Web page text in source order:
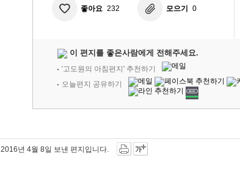
좋아요 232 모으기 0
이 편지를 좋은사람에게 전해주세요.
'고도원의 아침편지' 추천하기
오늘편지 공유하기
2016년 4월 8일 보낸 편지입니다.